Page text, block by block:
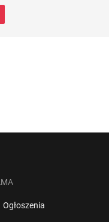
Ogłoszenia